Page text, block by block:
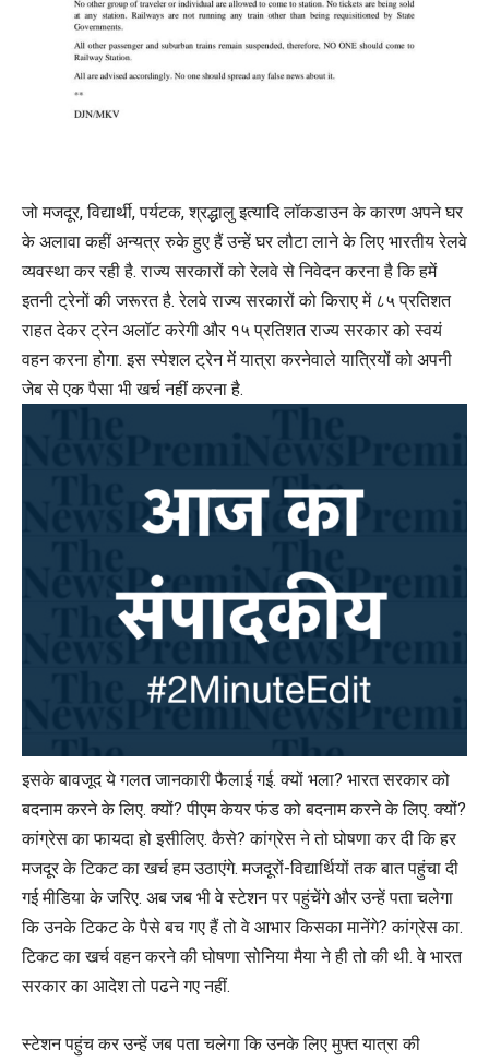
जो मजदूर, विद्यार्थी, पर्यटक, श्रद्धालु इत्यादि लॉकडाउन के कारण अपने घर
के अलावा कहीं अन्यत्र रुके हुए हैं उन्हें घर लौटा लाने के लिए भारतीय रेलवे
व्यवस्था कर रही है. राज्य सरकारों को रेलवे से निवेदन करना है कि हमें
इतनी ट्रेनों की जरूरत है. रेलवे राज्य सरकारों को किराए में ८५ प्रतिशत
राहत देकर ट्रेन अलॉट करेगी और १५ प्रतिशत राज्य सरकार को स्वयं
वहन करना होगा. इस स्पेशल ट्रेन में यात्रा करनेवाले यात्रियों को अपनी
जेब से एक पैसा भी खर्च नहीं करना है.
इसके बावजूद ये गलत जानकारी फैलाई गई. क्यों भला? भारत सरकार को
बदनाम करने के लिए. क्यों? पीएम केयर फंड को बदनाम करने के लिए. क्यों?
कांग्रेस का फायदा हो इसीलिए. कैसे? कांग्रेस ने तो घोषणा कर दी कि हर
मजदूर के टिकट का खर्च हम उठाएंगे. मजदूरों-विद्यार्थियों तक बात पहुंचा दी
गई मीडिया के जरिए. अब जब भी वे स्टेशन पर पहुंचेंगे और उन्हें पता चलेगा
कि उनके टिकट के पैसे बच गए हैं तो वे आभार किसका मानेंगे? कांग्रेस का.
टिकट का खर्च वहन करने की घोषणा सोनिया मैया ने ही तो की थी. वे भारत
सरकार का आदेश तो पढने गए नहीं.
स्टेशन पहुंच कर उन्हें जब पता चलेगा कि उनके लिए मुफ्त यात्रा की